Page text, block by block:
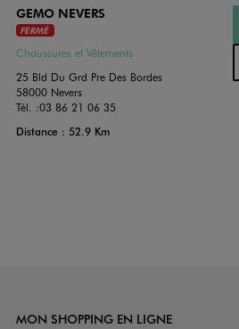
GEMO NEVERS
FERMÉ
Chaussures et Vêtements
25 Bld Du Grd Pre Des Bordes
58000 Nevers
Tél. :03 86 21 06 35
Distance : 52.9 Km
MON SHOPPING EN LIGNE